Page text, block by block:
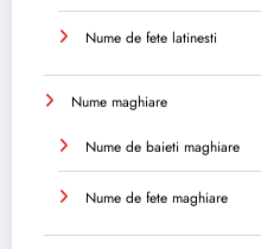
Nume de fete latinesti
Nume maghiare
Nume de baieti maghiare
Nume de fete maghiare